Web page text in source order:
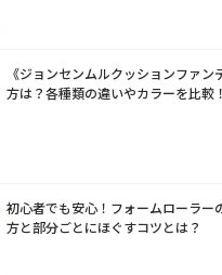
《ジョンセンムルクッションファン
方は？各種類の違いやカラーを比較！
初心者でも安心！フォームローラー
方と部分ごとにほぐすコツとは？